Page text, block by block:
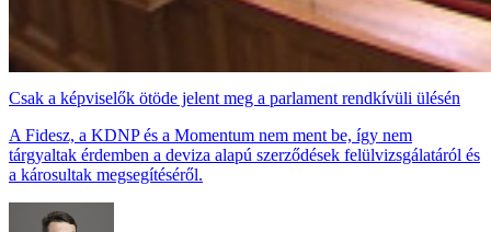
Csak a képviselők ötöde jelent meg a parlament rendkívüli ülésén
A Fidesz, a KDNP és a Momentum nem ment be, így nem
tárgyaltak érdemben a deviza alapú szerződések felülvizsgálatáról és
a károsultak megsegítéséről.